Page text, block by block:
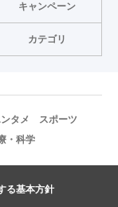
キャンペーン
カテゴリ
タメ
スポーツ
・科学
る基本方針